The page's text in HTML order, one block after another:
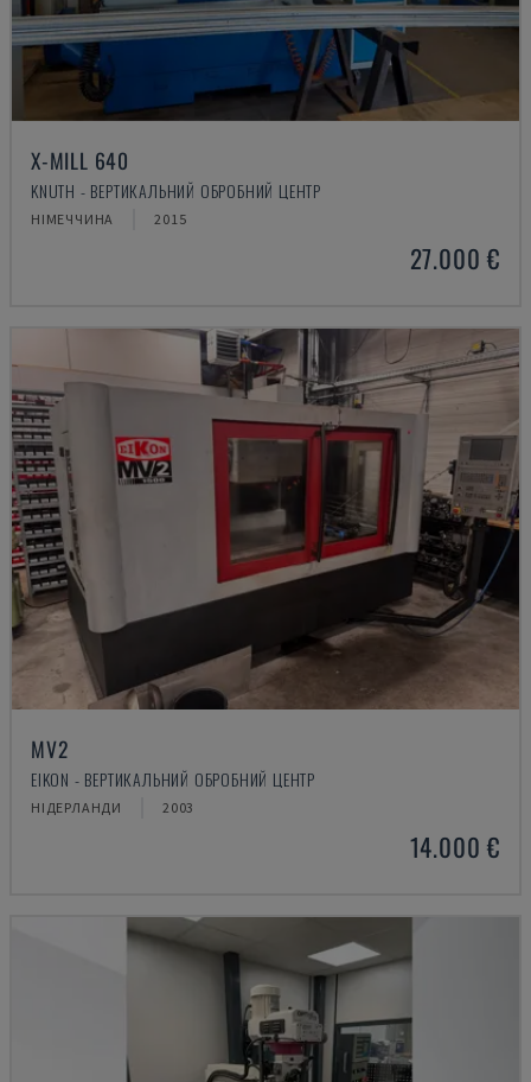
X-MILL 640
KNUTH - ВЕРТИКАЛЬНИЙ ОБРОБНИЙ ЦЕНТР
НІМЕЧЧИНА 2015
27.000 €
MV2
EIKON - ВЕРТИКАЛЬНИЙ ОБРОБНИЙ ЦЕНТР
НІДЕРЛАНДИ 2003
14.000 €